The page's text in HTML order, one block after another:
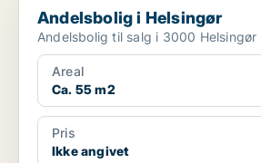
Andelsbolig i Helsingør
Areal
Ca. 55 m2
Pris
Ikke angivet